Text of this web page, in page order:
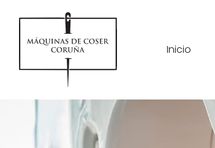
Inicio